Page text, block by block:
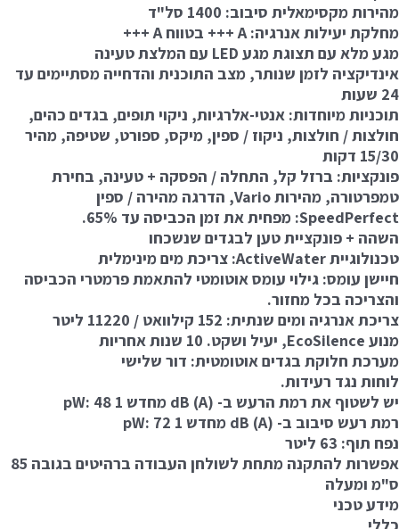
מהירות מקסימאלית סיבוב: 1400 סל"ד
מחלקת יעילות אנרגיה: A +++ בטווח A +++
מגע מלא עם תצוגת מגע LED עם המלצת טעינה
אינדיקציה לזמן שנותר, מצב התוכנית והדחייה מסתיימים עד
24 שעות
תוכניות מיוחדות: אנטי-אלרגיות, ניקוי תופים, בגדים כהים,
חולצות / חולצות, ניקוז / ספין, מיקס, ספורט, שטיפה, מהיר
15/30 דקות
פונקציות: ברזל קל, התחלה / הפסקה + טעינה, בחירת
טמפרטורה, מהירות Vario, הדרגה מהירה / ספין
SpeedPerfect: מפחית את זמן הכביסה עד 65%.
השהה + פונקציית טען לבגדים שנשכחו
טכנולוגיית ActiveWater: צריכת מים מינימלית
חיישן עומס: גילוי עומס אוטומטי להתאמת פרמטרי הכביסה
והצריכה בכל מחזור.
צריכת אנרגיה ומים שנתית: 152 קילוואט / 11220 ליטר
מנוע EcoSilence, יעיל ושקט. 10 שנות אחריות
מערכת חלוקת בגדים אוטומטית: דור שלישי
לוחות נגד רעידות.
יש לשטוף את רמת הרעש ב- dB (A) מחדש 1 pW: 48
רמת רעש סיבוב ב- dB (A) מחדש 1 pW: 72
נפח תוף: 63 ליטר
אפשרות להתקנה מתחת לשולחן העבודה ברהיטים בגובה 85
ס"מ ומעלה
מידע טכני
כללי